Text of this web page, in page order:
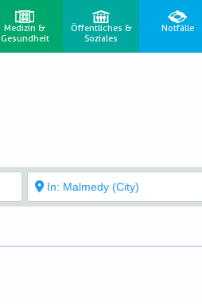
Medizin &
Gesundheit
Öffentliches &
Soziales
Notfälle